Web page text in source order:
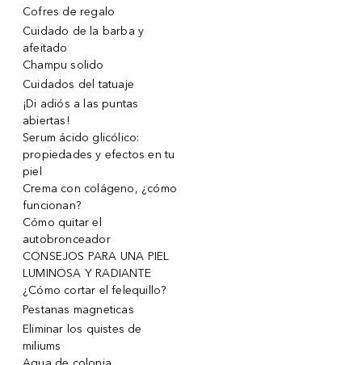
Cofres de regalo
Cuidado de la barba y
afeitado
Champu solido
Cuidados del tatuaje
¡Di adiós a las puntas
abiertas!
Serum ácido glicólico:
propiedades y efectos en tu
piel
Crema con colágeno, ¿cómo
funcionan?
Cómo quitar el
autobronceador
CONSEJOS PARA UNA PIEL
LUMINOSA Y RADIANTE
¿Cómo cortar el felequillo?
Pestanas magneticas
Eliminar los quistes de
miliums